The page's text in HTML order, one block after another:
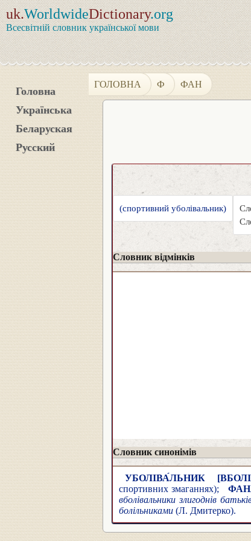
uk.WorldwideDictionary.org
Всесвітній словник української мови
Головна
Українська
Беларуская
Русский
ГОЛОВНА Ф ФАН
(спортивний уболівальник)
Словник відмінків
Словник синонімів
УБОЛІВА́ЛЬНИК
спортивних змаганнях);
вболівальники злигоднів
болільниками (Л. Дмитерко).